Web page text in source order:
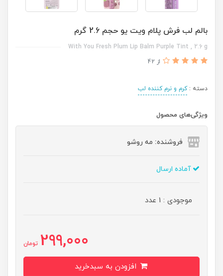
بالم لب فرش پلام ویت یو حجم 2.6 گرم
With You Fresh Plum Lip Balm Purple Tint , 2.6 g
از 42
دسته :کرم و نرم کننده لب
ویژگی‌های محصول
فروشنده: مه رو‌شو
آماده ارسال
موجودی : 1 عدد
299,000 تومان